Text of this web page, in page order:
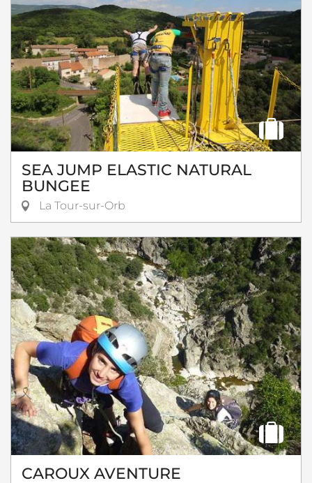
SEA JUMP ELASTIC NATURAL
BUNGEE
La Tour-sur-Orb
CAROUX AVENTURE